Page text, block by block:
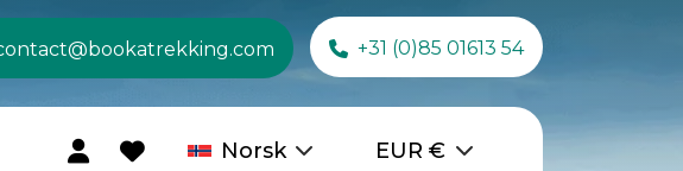
+31 (0)85 01613 54
Norsk EUR €